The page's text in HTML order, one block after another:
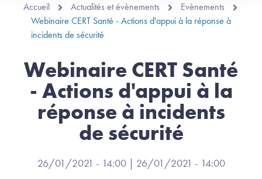
Accueil Actualités et évènements
Evènements
Webinaire CERT Santé - Actions d'appui à la réponse à
incidents de sécurité
Webinaire CERT Santé
- Actions d'appui à la
réponse à incidents
de sécurité
26/01/2021 - 14:00| 26/01/2021 - 14:00